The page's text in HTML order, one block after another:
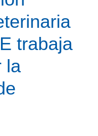
trabaja
la